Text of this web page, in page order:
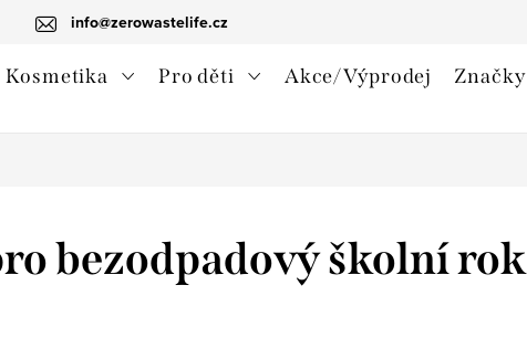
info@zerowastelife.cz
osobních údajů Odstoupení od smlouvy
Kosmetika Pro děti Akce/Výprodej Značky
bezodpadový školní rok